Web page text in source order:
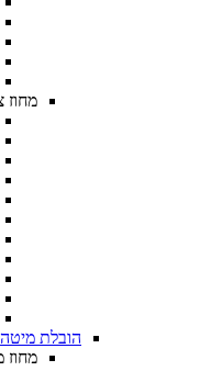
מחוז
הובלת מיטה
מחוז